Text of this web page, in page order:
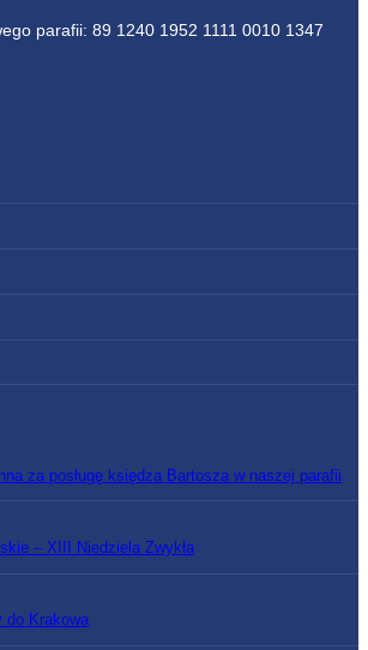
parafii: 89 1240 1952 1111 0010 1347
za posługę księdza Bartosza w naszej parafii
– XIII Niedziela Zwykła
do Krakowa